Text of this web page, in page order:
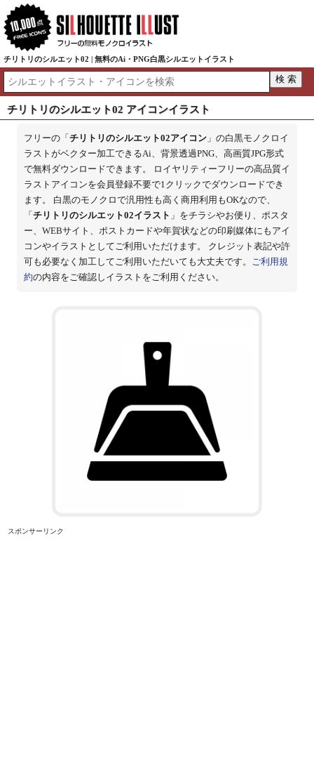
チリトリのシルエット02 | 無料のAi・PNG白黒シルエットイラスト
チリトリのシルエット02 アイコンイラスト
フリーの「 チリトリのシルエット02アイコン」の白黒モノクロイ
ラストがベクター加工できるAi、背景透過PNG、高画質JPG形式
で無料ダウンロードできます。 ロイヤリティーフリーの高品質イ
ラストアイコンを会員登録不要で1クリックでダウンロードでき
ます。 白黒のモノクロで汎用性も高く商用利用もOKなので、
「 チリトリのシルエット02イラスト 」をチラシやお便り、ポスタ
ー、WEBサイト、ポストカードや年賀状などの印刷媒体にもアイ
コンやイラストとしてご利用いただけます。 クレジット表記や許
可も必要なく加工してご利用いただいても大丈夫です。 ご利用規
約の内容をご確認しイラストをご利用ください。
スポンサーリンク